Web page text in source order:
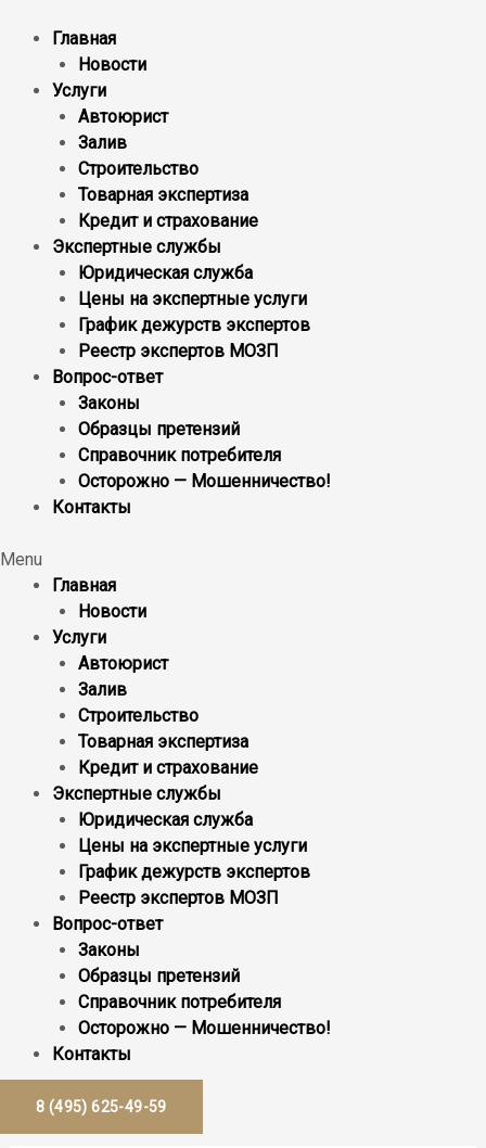
Главная
Новости
Услуги
Автоюрист
Залив
Строительство
Товарная экспертиза
Кредит и страхование
Экспертные службы
Юридическая служба
Цены на экспертные услуги
График дежурств экспертов
Реестр экcпертов МОЗП
Вопрос-ответ
Законы
Образцы претензий
Справочник потребителя
Осторожно — Мошенничество!
Контакты
Menu
Главная
Новости
Услуги
Автоюрист
Залив
Строительство
Товарная экспертиза
Кредит и страхование
Экспертные службы
Юридическая служба
Цены на экспертные услуги
График дежурств экспертов
Реестр экcпертов МОЗП
Вопрос-ответ
Законы
Образцы претензий
Справочник потребителя
Осторожно — Мошенничество!
Контакты
8 (495) 625-49-59